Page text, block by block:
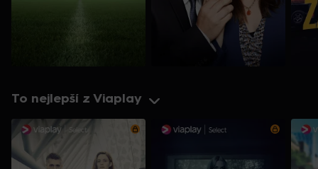
To nejlepší z Viaplay